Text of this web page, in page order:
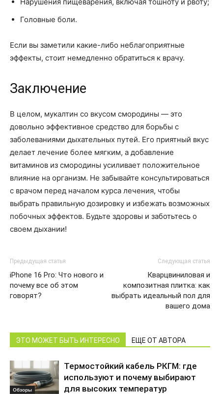
Головные боли.
Если вы заметили какие-либо неблагоприятные
эффекты, стоит немедленно обратиться к врачу.
Заключение
В целом, мукалтин со вкусом смородины — это
довольно эффективное средство для борьбы с
заболеваниями дыхательных путей. Его приятный вкус
делает лечение более мягким, а добавление
витаминов из смородины усиливает положительное
влияние на организм. Не забывайте консультироваться
с врачом перед началом курса лечения, чтобы
выбрать правильную дозировку и избежать возможных
побочных эффектов. Будьте здоровы и заботьтесь о
своем дыхании!
Предыдущая статья
iPhone 16 Pro: Что нового и
почему все об этом
говорят?
Следующая статья
Кварцвиниловая и
композитная плитка: как
выбрать идеальный пол для
вашего дома
ЭТО МОЖЕТ БЫТЬ ИНТЕРЕСНО ЕЩЕ ОТ АВТОРА
Обзоры
Термостойкий кабель РКГМ: где
используют и почему выбирают
для высоких температур